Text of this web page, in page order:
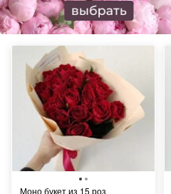
Моно букет из 15 роз